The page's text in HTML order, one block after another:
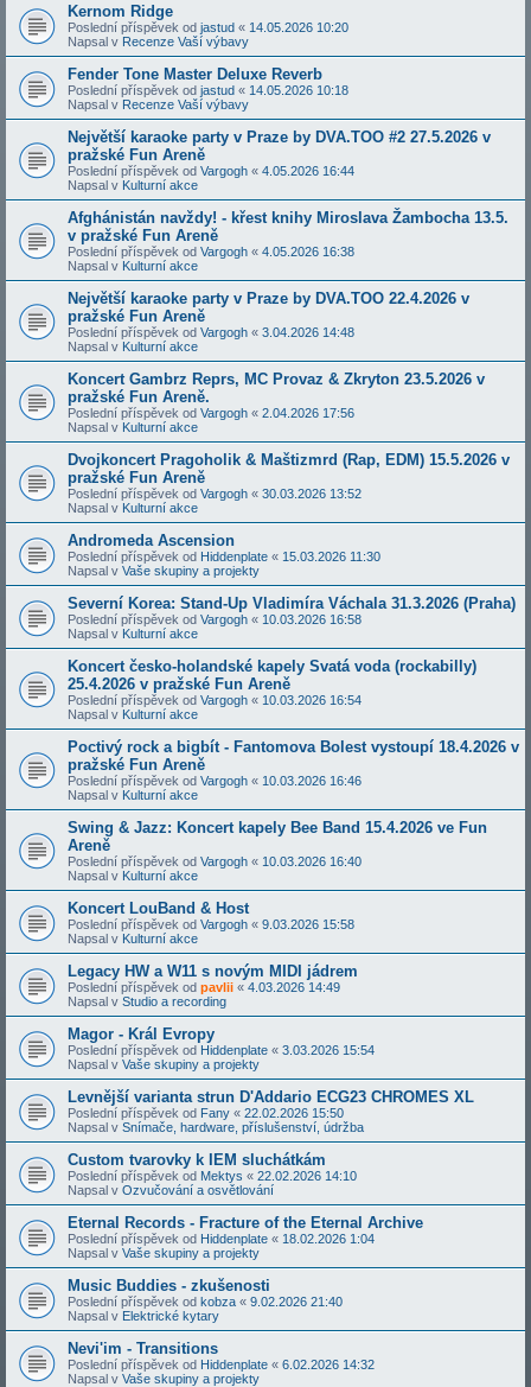
Kernom Ridge
Poslední příspěvek od jastud « 14.05.2026 10:20
Napsal v Recenze Vaší výbavy
Fender Tone Master Deluxe Reverb
Poslední příspěvek od jastud « 14.05.2026 10:18
Napsal v Recenze Vaší výbavy
Největší karaoke party v Praze by DVA.TOO #2 27.5.2026 v
pražské Fun Areně
Poslední příspěvek od Vargogh « 4.05.2026 16:44
Napsal v Kulturní akce
Afghánistán navždy! - křest knihy Miroslava Žambocha 13.5.
v pražské Fun Areně
Poslední příspěvek od Vargogh « 4.05.2026 16:38
Napsal v Kulturní akce
Největší karaoke party v Praze by DVA.TOO 22.4.2026 v
pražské Fun Areně
Poslední příspěvek od Vargogh « 3.04.2026 14:48
Napsal v Kulturní akce
Koncert Gambrz Reprs, MC Provaz & Zkryton 23.5.2026 v
pražské Fun Areně.
Poslední příspěvek od Vargogh « 2.04.2026 17:56
Napsal v Kulturní akce
Dvojkoncert Pragoholik & Maštizmrd (Rap, EDM) 15.5.2026 v
pražské Fun Areně
Poslední příspěvek od Vargogh « 30.03.2026 13:52
Napsal v Kulturní akce
Andromeda Ascension
Poslední příspěvek od Hiddenplate « 15.03.2026 11:30
Napsal v Vaše skupiny a projekty
Severní Korea: Stand-Up Vladimíra Váchala 31.3.2026 (Praha)
Poslední příspěvek od Vargogh « 10.03.2026 16:58
Napsal v Kulturní akce
Koncert česko-holandské kapely Svatá voda (rockabilly)
25.4.2026 v pražské Fun Areně
Poslední příspěvek od Vargogh « 10.03.2026 16:54
Napsal v Kulturní akce
Poctivý rock a bigbít - Fantomova Bolest vystoupí 18.4.2026 v
pražské Fun Areně
Poslední příspěvek od Vargogh « 10.03.2026 16:46
Napsal v Kulturní akce
Swing & Jazz: Koncert kapely Bee Band 15.4.2026 ve Fun
Areně
Poslední příspěvek od Vargogh « 10.03.2026 16:40
Napsal v Kulturní akce
Koncert LouBand & Host
Poslední příspěvek od Vargogh « 9.03.2026 15:58
Napsal v Kulturní akce
Legacy HW a W11 s novým MIDI jádrem
Poslední příspěvek od pavlii « 4.03.2026 14:49
Napsal v Studio a recording
Magor - Král Evropy
Poslední příspěvek od Hiddenplate « 3.03.2026 15:54
Napsal v Vaše skupiny a projekty
Levnější varianta strun D'Addario ECG23 CHROMES XL
Poslední příspěvek od Fany « 22.02.2026 15:50
Napsal v Snímače, hardware, příslušenství, údržba
Custom tvarovky k IEM sluchátkám
Poslední příspěvek od Mektys « 22.02.2026 14:10
Napsal v Ozvučování a osvětlování
Eternal Records - Fracture of the Eternal Archive
Poslední příspěvek od Hiddenplate « 18.02.2026 1:04
Napsal v Vaše skupiny a projekty
Music Buddies - zkušenosti
Poslední příspěvek od kobza « 9.02.2026 21:40
Napsal v Elektrické kytary
Nevi'im - Transitions
Poslední příspěvek od Hiddenplate « 6.02.2026 14:32
Napsal v Vaše skupiny a projekty